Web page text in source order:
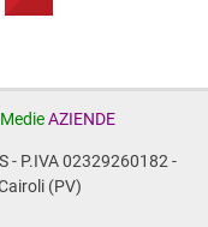
MedieAZIENDE
- P.IVA 02329260182 -
(PV)